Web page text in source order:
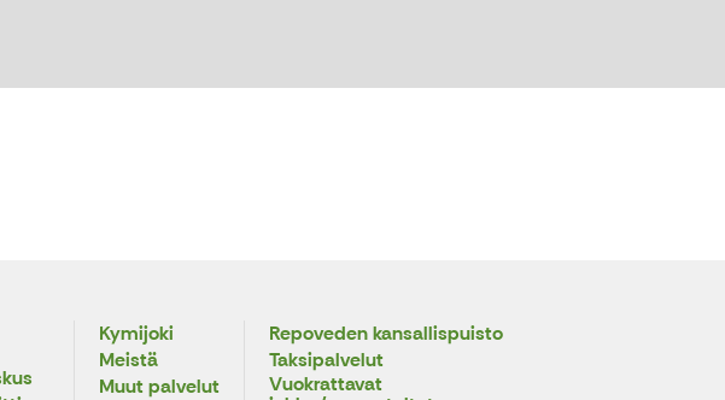
Kymijoki
Meistä
Muut palvelut
Repoveden kansallispuisto
Taksipalvelut
Vuokrattavat